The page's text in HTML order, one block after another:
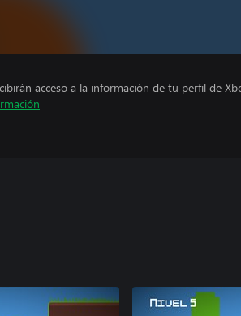
acceso a la información de tu perfil de